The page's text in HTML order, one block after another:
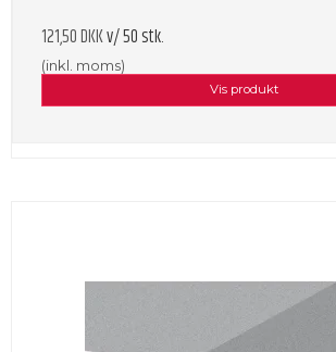
121,50 DKKv/ 50 stk.
(inkl. moms)
Vis produkt